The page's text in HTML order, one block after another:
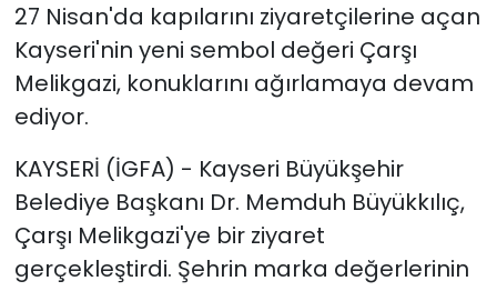
27 Nisan'da kapılarını ziyaretçilerine açan
Kayseri'nin yeni sembol değeri Çarşı
Melikgazi, konuklarını ağırlamaya devam
ediyor.
KAYSERİ (İGFA) - Kayseri Büyükşehir
Belediye Başkanı Dr. Memduh Büyükkılıç,
Çarşı Melikgazi'ye bir ziyaret
gerçekleştirdi. Şehrin marka değerlerinin